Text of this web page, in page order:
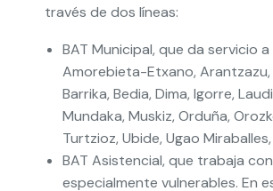
través de dos líneas:
BAT Municipal, que da servicio
Amorebieta-Etxano,
Barrika, Bedia, Dima, Igorre,
Mundaka, Muskiz, Orduña,
Turtzioz, Ubide, Ugao
BAT Asistencial, que trabaja
especialmente vulnerables. En